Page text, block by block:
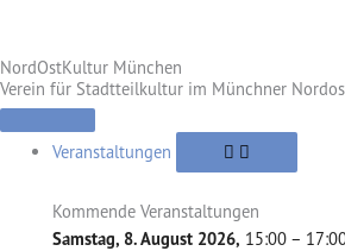
springen
NordOstKultur München
Verein für Stadtteilkultur im Münchner
Veranstaltungen
Kommende Veranstaltungen
Samstag, 8. August 2026, 15:00 –
Ziegelei
Ziegelei